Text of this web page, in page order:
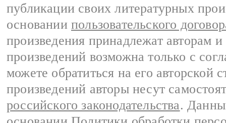
публикации своих литературных
основании пользовательского
произведения принадлежат авторам
произведений возможна только с
можете обратиться на его авторской
произведений авторы несут
российского законодательства.